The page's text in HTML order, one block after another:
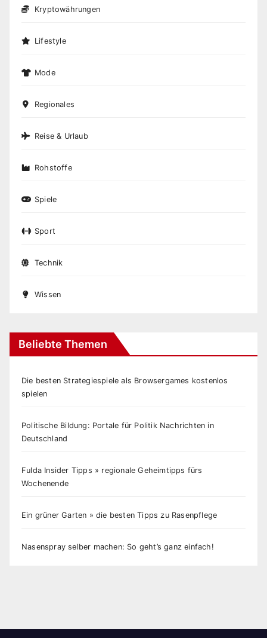
Kryptowährungen
Lifestyle
Mode
Regionales
Reise & Urlaub
Rohstoffe
Spiele
Sport
Technik
Wissen
Beliebte Themen
Die besten Strategiespiele als Browsergames kostenlos
spielen
Politische Bildung: Portale für Politik Nachrichten in
Deutschland
Fulda Insider Tipps » regionale Geheimtipps fürs
Wochenende
Ein grüner Garten » die besten Tipps zu Rasenpflege
Nasenspray selber machen: So geht’s ganz einfach!